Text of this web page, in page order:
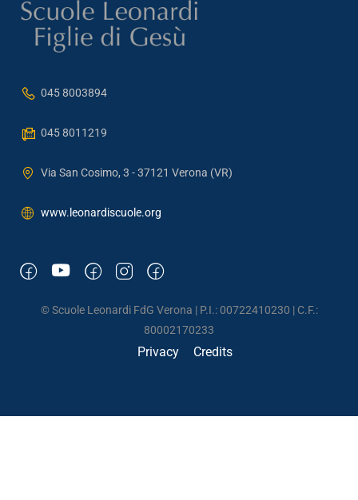
045 8003894
045 8011219
Via San Cosimo, 3 - 37121 Verona (VR)
www.leonardiscuole.org
© Scuole Leonardi FdG Verona | P.I.: 00722410230 | C.F.:
80002170233
Privacy Credits